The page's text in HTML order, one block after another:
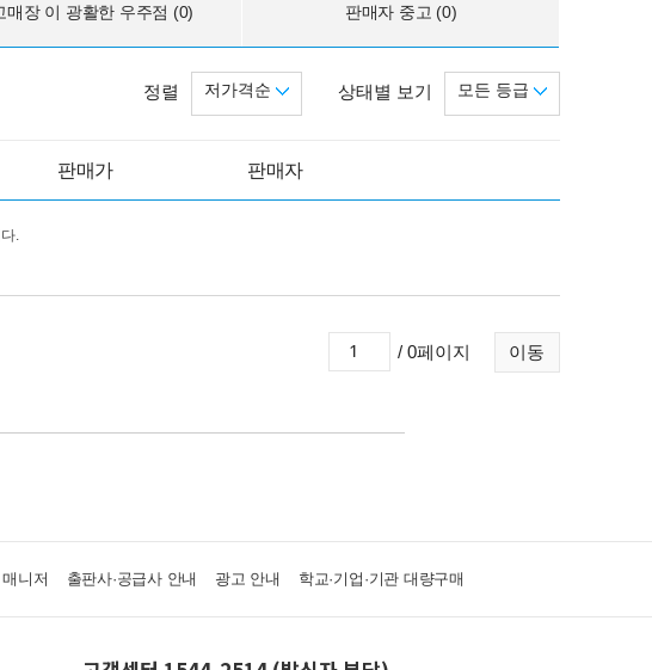
매장 이 광활한 우주점 (0) 판매자 중고 (0)
상태별 보기 모든 등급
정렬 저가격순
판매가 판매자
.
이동
/ 0페이지
니저 출판사·공급사 안내 광고 안내 학교·기업·기관 대량구매